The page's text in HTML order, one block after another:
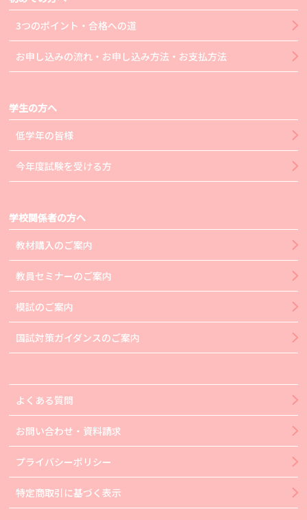
3つのポイント・合格への道
お申し込みの流れ・お申し込み方法・お支払方法
学生の方へ
低学年の皆様
今年度試験を受ける方
学校関係者の方へ
教材購入のご案内
教員セミナーのご案内
模試のご案内
国試対策ガイダンスのご案内
よくある質問
お問い合わせ・資料請求
プライバシーポリシー
特定商取引に基づく表示